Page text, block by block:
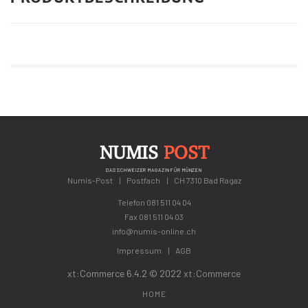
NUMIS POST
DAS SCHWEIZER MAGAZIN FÜR MÜNZEN
Numis-Post Postfach CH 7310 Bad Ragaz
Telefon 081 511 04 04
Fax 081 511 04 03
info@numis-online.ch
Impressum
AGB
xt:Commerce 6.4.2 © 2022 xt:Commerce
HOME